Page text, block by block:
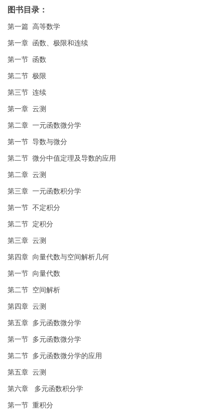
图书目录：
第一篇 高等数学
第一章 函数、极限和连续
第一节 函数
第二节 极限
第三节 连续
第一章 云测
第二章 一元函数微分学
第一节 导数与微分
第二节 微分中值定理及导数的应用
第二章 云测
第三章 一元函数积分学
第一节 不定积分
第二节 定积分
第三章 云测
第四章 向量代数与空间解析几何
第一节 向量代数
第二节 空间解析
第四章 云测
第五章 多元函数微分学
第一节 多元函数微分学
第二节 多元函数微分学的应用
第五章 云测
第六章 多元函数积分学
第一节 重积分